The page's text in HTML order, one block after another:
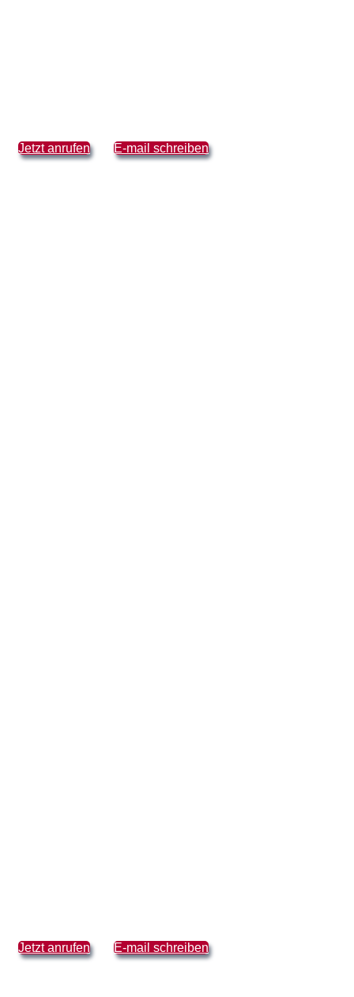
Jetzt anrufen E-mail schreiben
Jetzt anrufen E-mail schreiben